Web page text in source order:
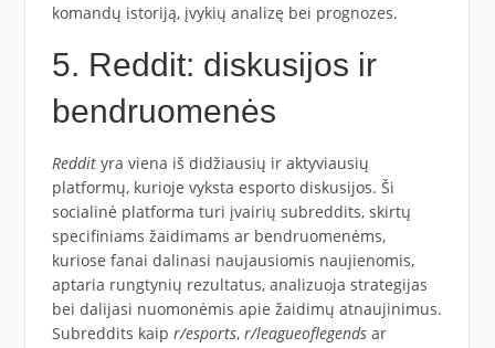
komandų istoriją, įvykių analizę bei prognozes.
5. Reddit: diskusijos ir
bendruomenės
Reddityra viena iš didžiausių ir aktyviausių
platformų, kurioje vyksta esporto diskusijos. Ši
socialinė platforma turi įvairių subreddits, skirtų
specifiniams žaidimams ar bendruomenėms,
kuriose fanai dalinasi naujausiomis naujienomis,
aptaria rungtynių rezultatus, analizuoja strategijas
bei dalijasi nuomonėmis apie žaidimų atnaujinimus.
Subreddits kaip r/esports, r/leagueoflegendsar